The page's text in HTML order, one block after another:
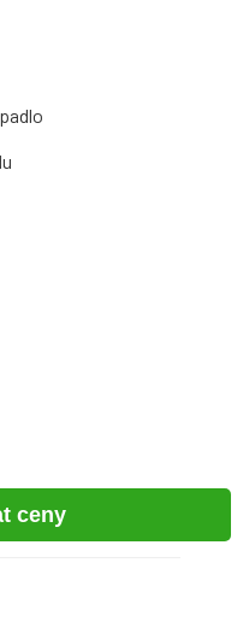
ceny